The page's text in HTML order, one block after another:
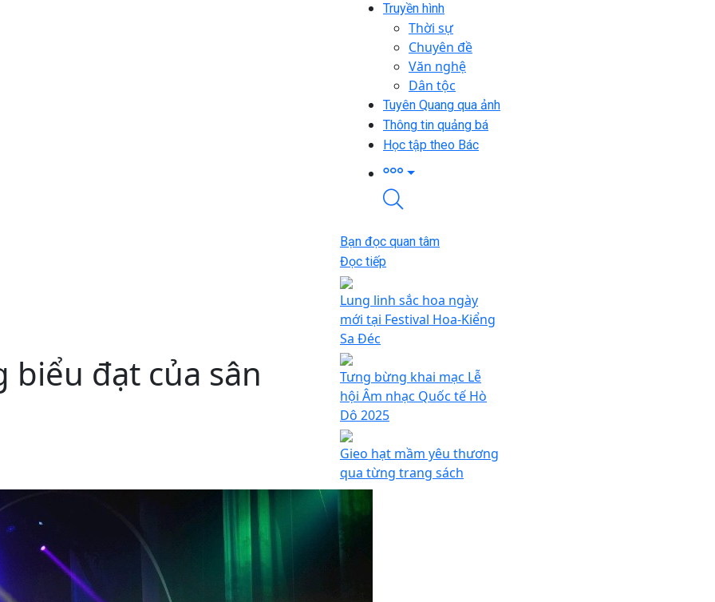
Truyền hình
Thời sự
Chuyên đề
Văn nghệ
Dân tộc
Tuyên Quang qua ảnh
Thông tin quảng bá
Học tập theo Bác
biểu đạt của sân
Bạn đọc quan tâm
Đọc tiếp
Lung linh sắc hoa ngày
mới tại Festival Hoa-Kiểng
Sa Đéc
Tưng bừng khai mạc Lễ
hội Âm nhạc Quốc tế Hò
Dô 2025
Gieo hạt mầm yêu thương
qua từng trang sách